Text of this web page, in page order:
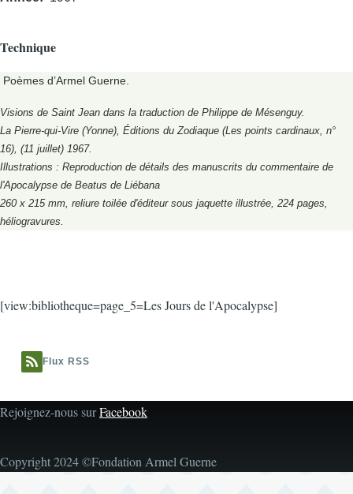
Technique
Poèmes d’Armel Guerne.
Visions de Saint Jean dans la traduction de Philippe de Mésenguy.
La Pierre-qui-Vire (Yonne), Éditions du Zodiaque (Les points cardinaux, n°
16), (11 juillet) 1967.
Illustrations : Reproduction de détails des manuscrits du commentaire de
l'Apocalypse de Beatus de Liébana
260 x 215 mm, reliure toilée d'éditeur sous jaquette illustrée, 224 pages,
héliogravures.
[view:bibliotheque=page_5=Les Jours de l'Apocalypse]
Flux RSS
Rejoignez-nous surFacebook
Copyright 2024 ©Fondation Armel Guerne